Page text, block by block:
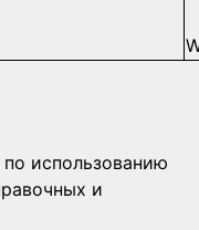
использованию
и